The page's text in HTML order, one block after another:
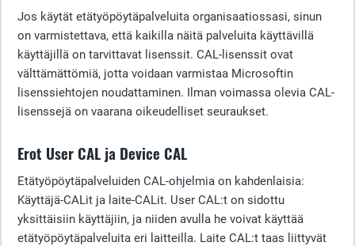
Jos käytät etätyöpöytäpalveluita organisaatiossasi, sinun
on varmistettava, että kaikilla näitä palveluita käyttävillä
käyttäjillä on tarvittavat lisenssit. CAL-lisenssit ovat
välttämättömiä, jotta voidaan varmistaa Microsoftin
lisenssiehtojen noudattaminen. Ilman voimassa olevia CAL-
lisenssejä on vaarana oikeudelliset seuraukset.
Erot User CAL ja Device CAL
Etätyöpöytäpalveluiden CAL-ohjelmia on kahdenlaisia:
Käyttäjä-CALit ja laite-CALit. User CAL:t on sidottu
yksittäisiin käyttäjiin, ja niiden avulla he voivat käyttää
etätyöpöytäpalveluita eri laitteilla. Laite CAL:t taas liittyvät